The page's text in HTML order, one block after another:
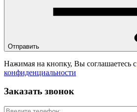
Отправить
Нажимая на кнопку, Вы соглашаетесь с
конфиденциальности
Заказать звонок